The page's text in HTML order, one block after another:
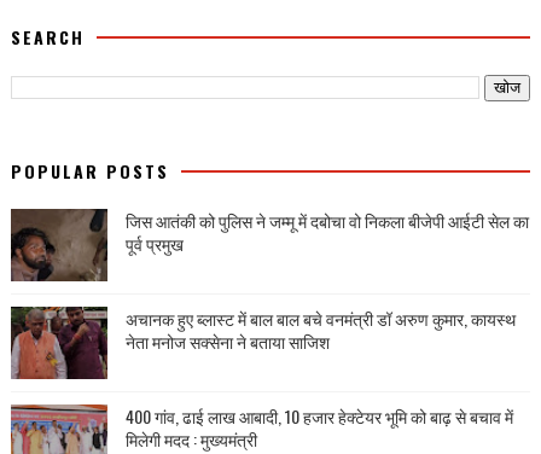
SEARCH
POPULAR POSTS
जिस आतंकी को पुलिस ने जम्मू में दबोचा वो निकला बीजेपी आईटी सेल का
पूर्व प्रमुख
अचानक हुए ब्लास्ट में बाल बाल बचे वनमंत्री डॉ अरुण कुमार, कायस्थ
नेता मनोज सक्सेना ने बताया साजिश
400 गांव, ढाई लाख आबादी, 10 हजार हेक्टेयर भूमि को बाढ़ से बचाव में
मिलेगी मदद : मुख्यमंत्री